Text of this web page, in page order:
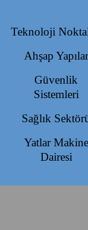
Teknoloji
Ahşap Yapılar
Güvenlik
Sistemleri
Sağlık
Yatlar Makine
Dairesi